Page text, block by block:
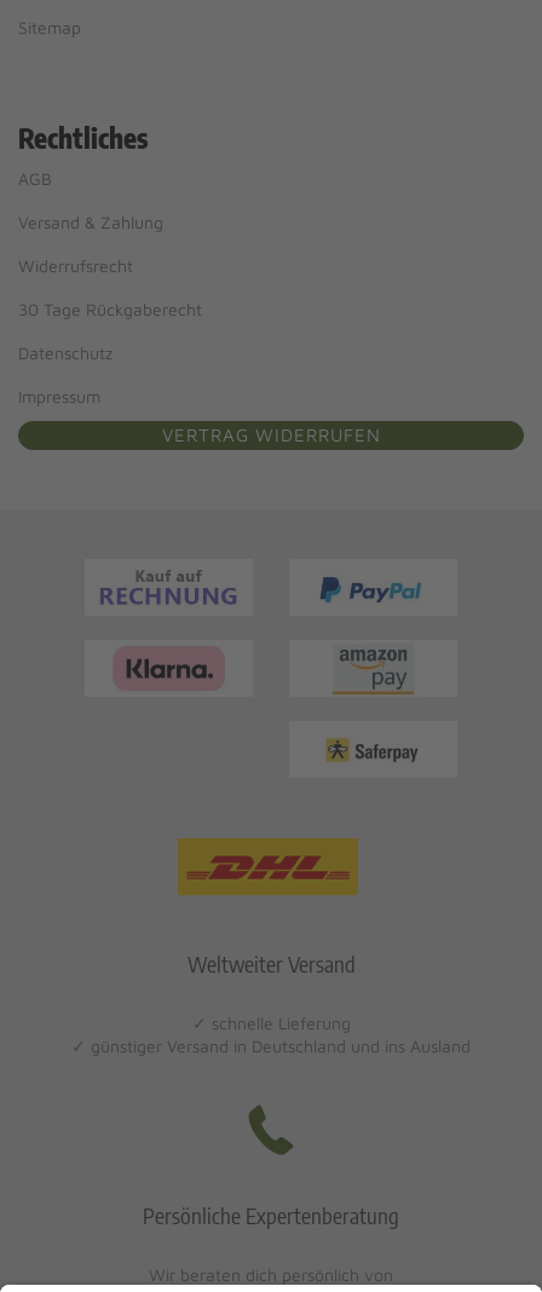
Sitemap
Rechtliches
AGB
Versand & Zahlung
Widerrufsrecht
30 Tage Rückgaberecht
Datenschutz
Impressum
VERTRAG WIDERRUFEN
Weltweiter Versand
✓ schnelle Lieferung
✓ günstiger Versand in Deutschland und ins Ausland
Persönliche Expertenberatung
Wir beraten dich persönlich von